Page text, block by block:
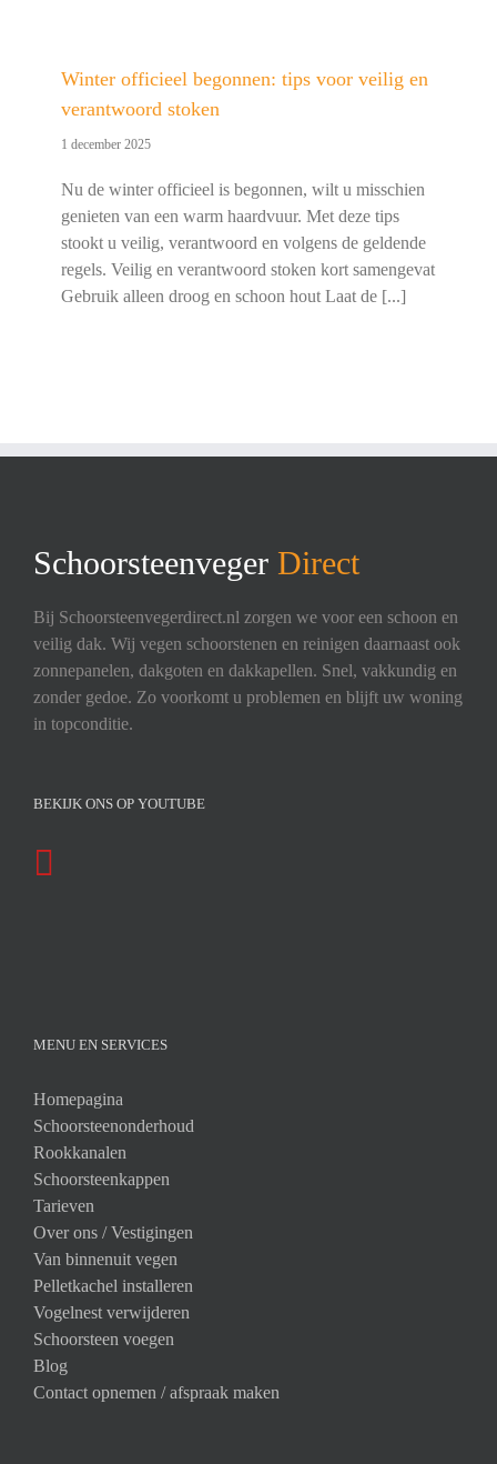
Winter officieel begonnen: tips voor veilig en
verantwoord stoken
1 december 2025
Nu de winter officieel is begonnen, wilt u misschien
genieten van een warm haardvuur. Met deze tips
stookt u veilig, verantwoord en volgens de geldende
regels. Veilig en verantwoord stoken kort samengevat
Gebruik alleen droog en schoon hout Laat de [...]
Schoorsteenveger Direct
Bij Schoorsteenvegerdirect.nl zorgen we voor een schoon en
veilig dak. Wij vegen schoorstenen en reinigen daarnaast ook
zonnepanelen, dakgoten en dakkapellen. Snel, vakkundig en
zonder gedoe. Zo voorkomt u problemen en blijft uw woning
in topconditie.
BEKIJK ONS OP YOUTUBE
MENU EN SERVICES
Homepagina
Schoorsteenonderhoud
Rookkanalen
Schoorsteenkappen
Tarieven
Over ons /Vestigingen
Van binnenuit vegen
Pelletkachel installeren
Vogelnest verwijderen
Schoorsteen voegen
Blog
Contact opnemen / afspraak maken